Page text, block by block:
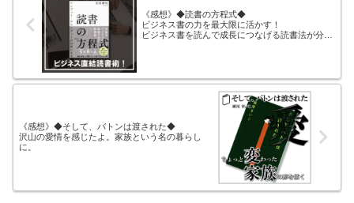
《感想》◆読書の方程式◆
ビジネス書の力を最大限に活かす！
ビジネス書を読んで成長につなげる読書法が分か
《感想》◆そして、バトンは渡された◆
沢山の愛情を感じたよ。家族という名の暮らし
に。